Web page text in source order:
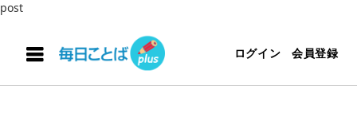
post
ログイン 会員登録